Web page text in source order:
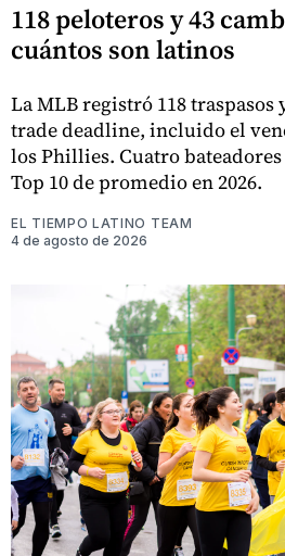
118 peloteros y 43
cuántos son latinos
La MLB registró 118 traspasos
trade deadline, incluido el
los Phillies. Cuatro
Top 10 de promedio en 2026.
EL TIEMPO LATINO TEAM
4 de agosto de 2026